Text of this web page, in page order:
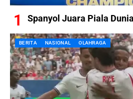
Spanyol Juara Piala
BERITA NASIONAL OLAHRAGA